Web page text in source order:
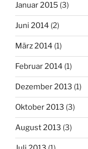
Januar 2015 (3)
Juni 2014 (2)
März 2014 (1)
Februar 2014 (1)
Dezember 2013 (1)
Oktober 2013 (3)
August 2013 (3)